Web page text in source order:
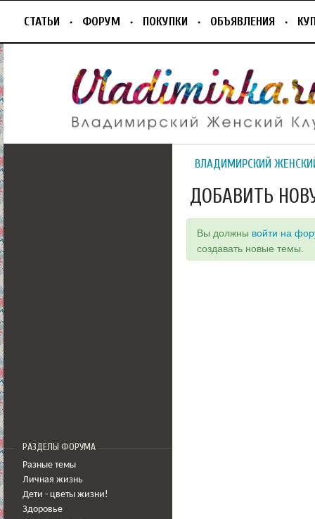
СТАТЬИ ФОРУМ ПОКУПКИ ОБЪЯВЛЕНИЯ
РАЗДЕЛЫ ФОРУМА
Разные темы
Личная жизнь
Дети - цветы жизни!
Здоровье
ВЛАДИМИРСКИЙ
ДОБАВИТЬ
Вы должны войти на
создавать новые темы.